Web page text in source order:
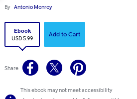
By Antonio Monroy
Ebook
USD 5.99
Add to Cart
Share
This ebook may not meet accessibility